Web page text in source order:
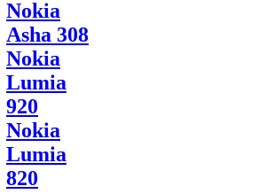
Nokia
Asha 308
Nokia
Lumia
920
Nokia
Lumia
820